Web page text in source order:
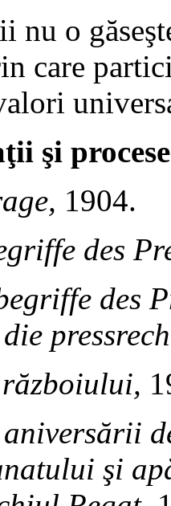
nu o
care
şi
1904.
des
des
şi